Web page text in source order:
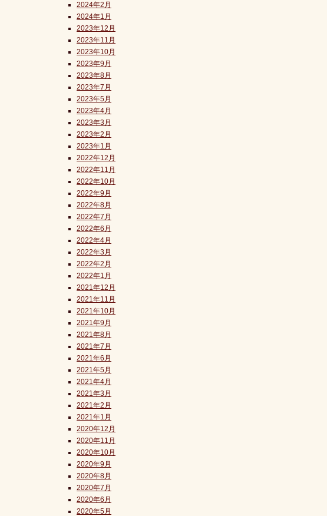
2024年2月
2024年1月
2023年12月
2023年11月
2023年10月
2023年9月
2023年8月
2023年7月
2023年5月
2023年4月
2023年3月
2023年2月
2023年1月
2022年12月
2022年11月
2022年10月
2022年9月
2022年8月
2022年7月
2022年6月
2022年4月
2022年3月
2022年2月
2022年1月
2021年12月
2021年11月
2021年10月
2021年9月
2021年8月
2021年7月
2021年6月
2021年5月
2021年4月
2021年3月
2021年2月
2021年1月
2020年12月
2020年11月
2020年10月
2020年9月
2020年8月
2020年7月
2020年6月
2020年5月